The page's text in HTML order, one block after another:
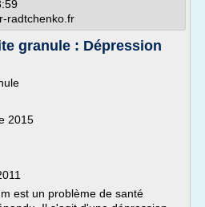
radtchenko.fr
granule : Dépression
2015
est un problème de santé